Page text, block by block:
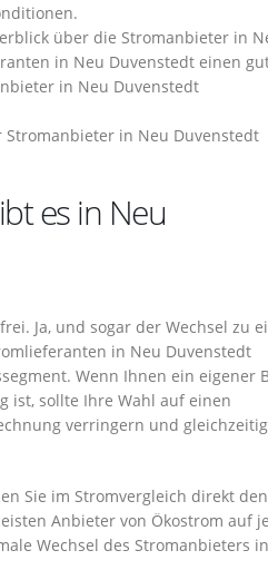
über die Stromanbieter in
in Neu Duvenstedt einen
in Neu Duvenstedt
in Neu Duvenstedt
es in Neu
Ja, und sogar der Wechsel zu
in Neu Duvenstedt
Wenn Ihnen ein eigener
ist, sollte Ihre Wahl auf einen
verringern und gleichzeitig
Sie im Stromvergleich direkt
Anbieter von Ökostrom auf
Wechsel des Stromanbieters